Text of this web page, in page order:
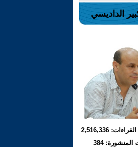
الداديسي
2,516,336
المنشورة: 384